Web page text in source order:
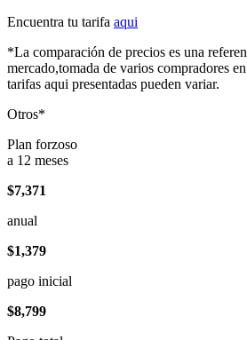
Encuentra tu tarifa aqui
*La comparación de precios es una
mercado,tomada de varios compradores
tarifas aqui presentadas pueden variar.
Otros*
Plan forzoso
a 12 meses
$7,371
anual
$1,379
pago inicial
$8,799